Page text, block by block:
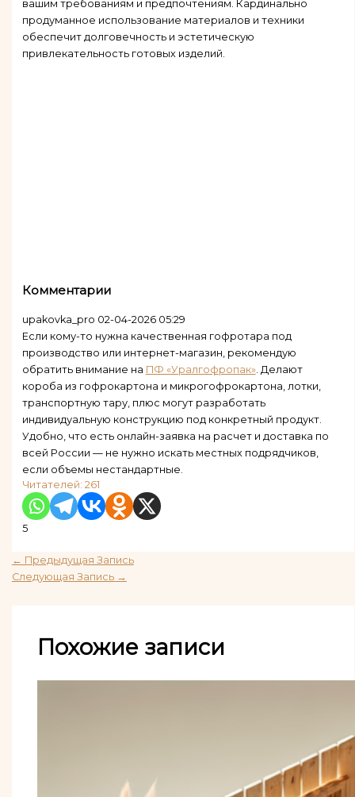
вашим требованиям и предпочтениям. Кардинально
продуманное использование материалов и техники
обеспечит долговечность и эстетическую
привлекательность готовых изделий.
Комментарии
upakovka_pro 02-04-2026 05:29
Если кому-то нужна качественная гофротара под
производство или интернет-магазин, рекомендую
обратить внимание на ПФ «Уралгофропак». Делают
короба из гофрокартона и микрогофрокартона, лотки,
транспортную тару, плюс могут разработать
индивидуальную конструкцию под конкретный продукт.
Удобно, что есть онлайн-заявка на расчет и доставка по
всей России — не нужно искать местных подрядчиков,
если объемы нестандартные.
Читателей: 261
5
← Предыдущая Запись
Следующая Запись →
Похожие записи